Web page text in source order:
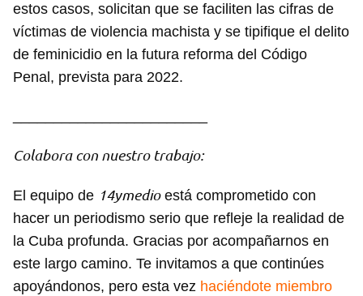
estos casos, solicitan que se faciliten las cifras de
víctimas de violencia machista y se tipifique el delito
de feminicidio en la futura reforma del Código
Penal, prevista para 2022.
Colabora con nuestro trabajo:
El equipo de 14ymedioestá comprometido con
hacer un periodismo serio que refleje la realidad de
la Cuba profunda. Gracias por acompañarnos en
este largo camino. Te invitamos a que continúes
apoyándonos, pero esta vez haciéndote miembro